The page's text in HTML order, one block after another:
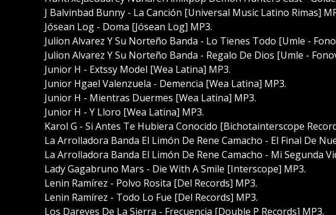
J Balvinbad Bunny - La Canción [Universal Music Latino Rimas]
Jósean Log - Doma [Jósean Log] MP3.
Julion Alvarez Y Su Norteño Banda - Lo Tienes Todo [Umle -
Julion Alvarez Y Su Norteño Banda - Regalo De Dios [Umle -
Junior H - Extssy Model [Wea Latina] MP3.
Junior Hgael Valenzuela - Demencia [Wea Latina] MP3.
Junior H - Mientras Duermes [Wea Latina] MP3.
Junior H - Y Lloro [Wea Latina] MP3.
Karol G - Si Antes Te Hubiera Conocido [Bichotainterscope
La Arrolladora Banda El Limón De Rene Camacho - El Final De
La Arrolladora Banda El Limón De Rene Camacho - Mi Segunda
Lady Gagabruno Mars - Die With A Smile [Interscope] MP3.
Lenin Ramírez - Polvo Rosita [Del Records] MP3.
Lenin Ramírez - Todo Lo Fue [Del Records] MP3.
Los Dareyes De La Sierra - Frecuencia [Double P Records] MP3.